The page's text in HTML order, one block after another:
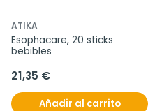
ATIKA
Esophacare, 20 sticks
bebibles
21,35 €
Añadir al carrito